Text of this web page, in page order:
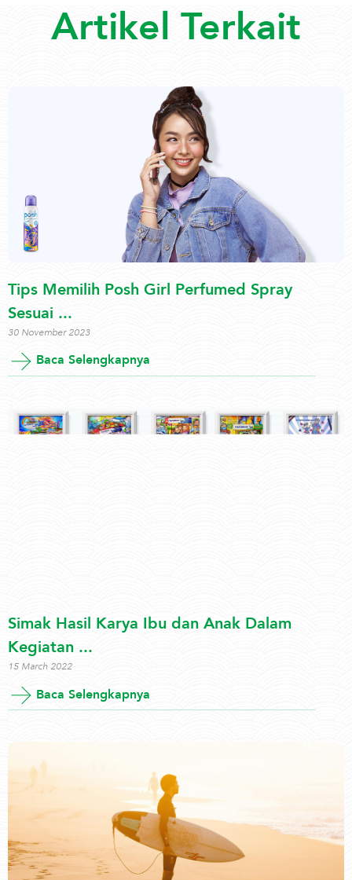
Artikel Terkait
Tips Memilih Posh Girl Perfumed Spray
Sesuai ...
30 November 2023
Baca Selengkapnya
Simak Hasil Karya Ibu dan Anak Dalam
Kegiatan ...
15 March 2022
Baca Selengkapnya